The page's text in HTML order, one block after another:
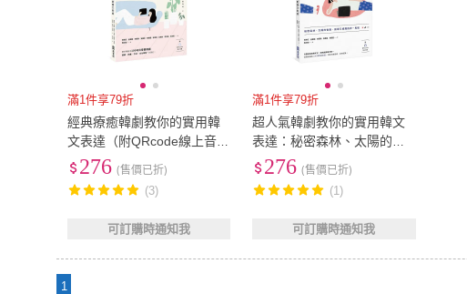
滿1件享79折
經典療癒韓劇教你的實用韓
文表達（附QRcode線上音
檔）
276 (售價已折)
(3)
可訂購時通知我
滿1件享79折
超人氣韓劇教你的實用韓文
表達：秘密森林、太陽的後
裔、孤單又燦爛的神－鬼怪
276 (售價已折)
(1)
可訂購時通知我
1